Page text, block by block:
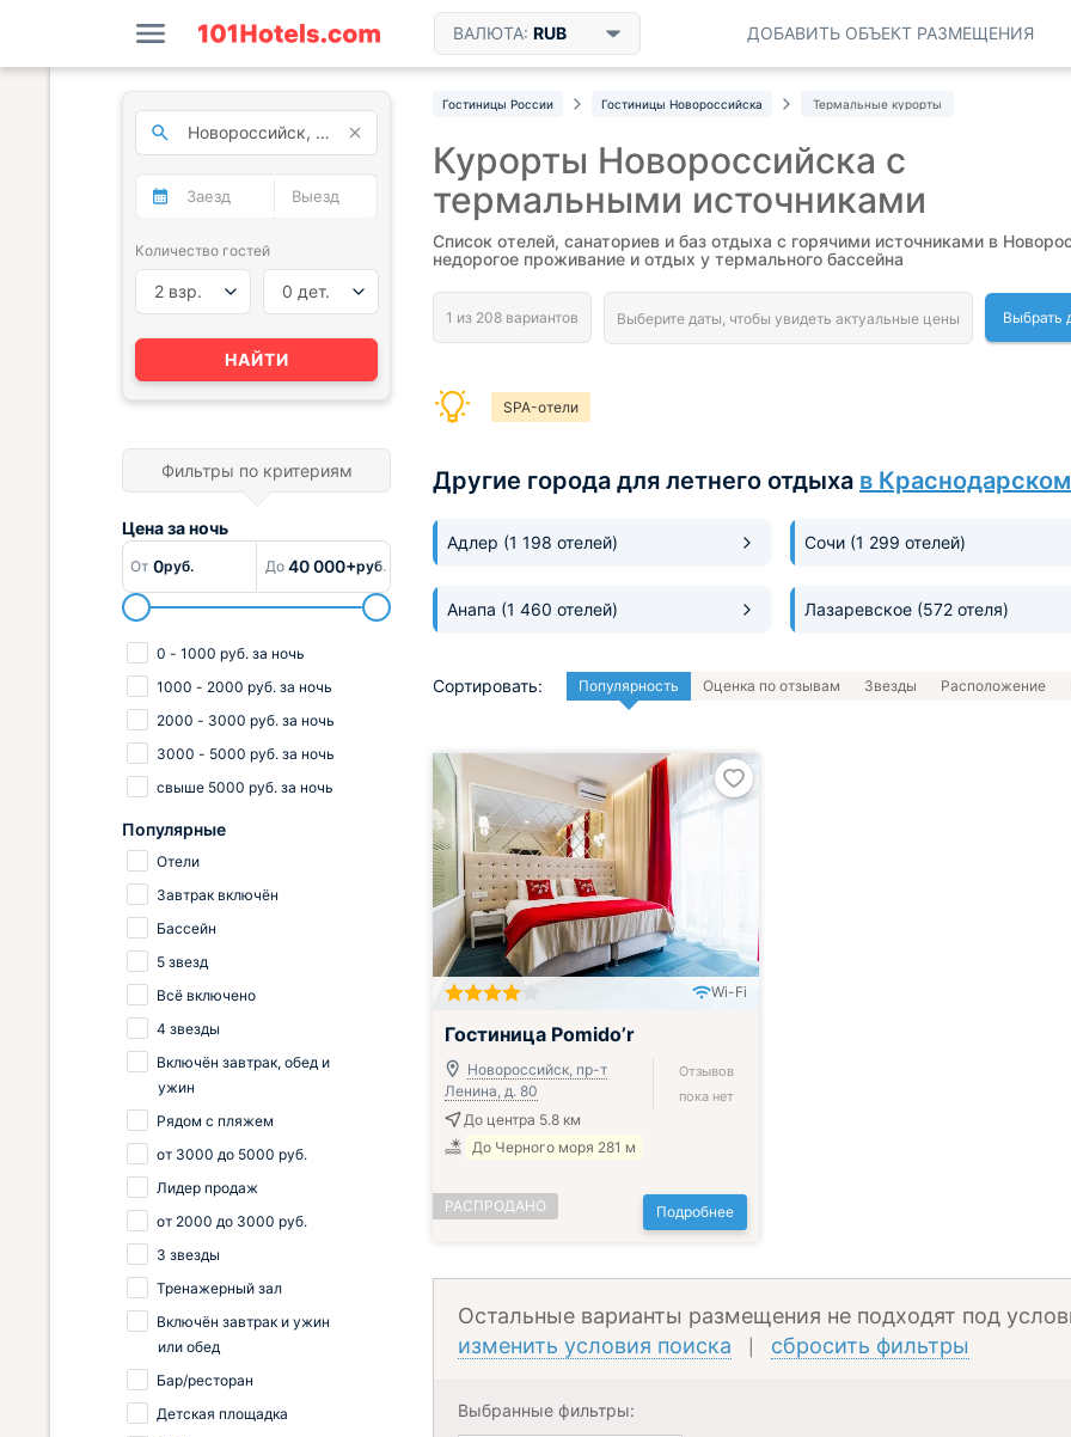
ВАЛЮТА: RUB ДОБАВИТЬ ОБЪЕКТ РАЗМЕЩЕНИЯ
Гостиницы России Гостиницы Новороссийска Термальные курорты
Курорты Новороссийска с
термальными источниками
Список отелей, санаториев и баз отдыха с горячими источниками в
недорогое проживание и отдых у термального бассейна
Выбрать
SPA-отели
Другие города для летнего отдыха в
Адлер (1 198 отелей) Сочи (1 299 отелей)
Анапа (1 460 отелей) Лазаревское (572 отеля)
Сортировать: Популярность Оценка по отзывам Звезды Расположение
Wi-Fi
Гостиница Pomido’r
Новороссийск, пр-т
Ленина, д. 80
До центра 5.8 км
До Черного моря 281 м
Отзывов
пока нет
РАСПРОДАНО Подробнее
Остальные варианты размещения не подходят под
изменить условия поиска
сбросить фильтры
Выбранные фильтры:
Количество гостей
2 взр. 0 дет.
НАЙТИ
Фильтры по критериям
Цена заночь
От 0руб. До 40 000+руб.
0 - 1000 руб. за ночь
1000 - 2000 руб. за ночь
2000 - 3000 руб. за ночь
3000 - 5000 руб. за ночь
свыше 5000 руб. за ночь
Популярные
Отели
Завтрак включён
Бассейн
5 звезд
Всё включено
4 звезды
Включён завтрак, обед и
ужин
Рядом с пляжем
от 3000 до 5000 руб.
Лидер продаж
от 2000 до 3000 руб.
3 звезды
Тренажерный зал
Включён завтрак и ужин
или обед
Бар/ресторан
Детская площадка